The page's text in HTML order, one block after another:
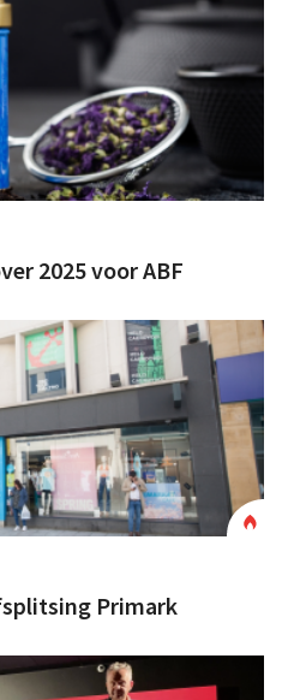
2025 voor ABF
Primark